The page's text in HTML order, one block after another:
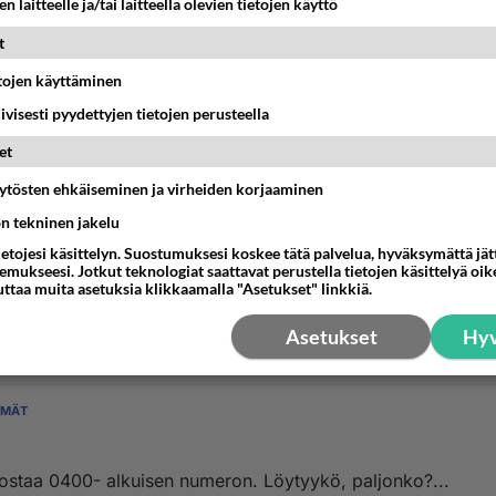
osoitteessa?
palvelu josta sai selville osoitteen perusteella
siis selvisi. onko vi...
0400- alkuisen numeron. Löytyykö, paljonko?...
laitteelle ja/tai laitteella olevien tietojen käyttö
käyttäminen
pyydettyjen tietojen perusteella
ehkäiseminen ja virheiden korjaaminen
tekninen jakelu
käsittelyn. Suostumuksesi koskee tätä palvelua, hyväksymättä
Jotkut teknologiat saattavat perustella tietojen käsittelyä
muita asetuksia klikkaamalla "Asetukset" linkkiä.
Asetukset